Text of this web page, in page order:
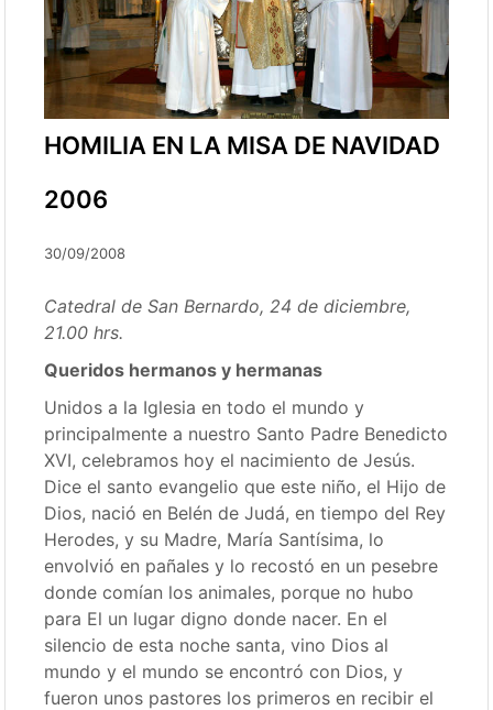
HOMILIA EN LA MISA DE NAVIDAD
2006
30/09/2008
Catedral de San Bernardo, 24 de diciembre,
21.00 hrs.
Queridos hermanos y hermanas
Unidos a la Iglesia en todo el mundo y
principalmente a nuestro Santo Padre Benedicto
XVI, celebramos hoy el nacimiento de Jesús.
Dice el santo evangelio que este niño, el Hijo de
Dios, nació en Belén de Judá, en tiempo del Rey
Herodes, y su Madre, María Santísima, lo
envolvió en pañales y lo recostó en un pesebre
donde comían los animales, porque no hubo
para El un lugar digno donde nacer. En el
silencio de esta noche santa, vino Dios al
mundo y el mundo se encontró con Dios, y
fueron unos pastores los primeros en recibir el